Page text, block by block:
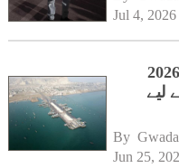
Jul 4, 2026
اسمبلی سے فنانس بل 27-2026
لیے
By
Jun 25,